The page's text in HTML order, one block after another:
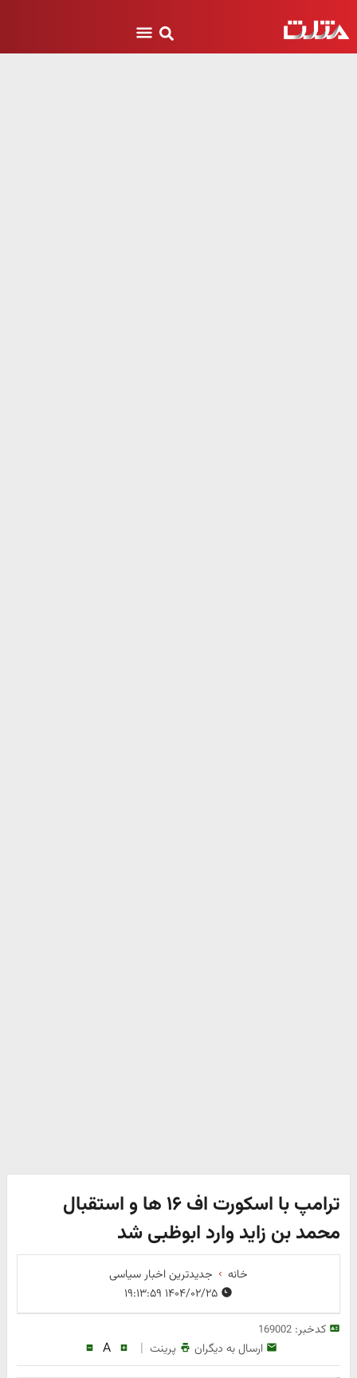
ترامپ با اسکورت اف ۱۶ ها و استقبال
محمد بن زاید وارد ابوظبی شد
خانه
جدیدترین اخبار سیاسی
کدخبر:169002
ارسال به دیگران پرینت |
A